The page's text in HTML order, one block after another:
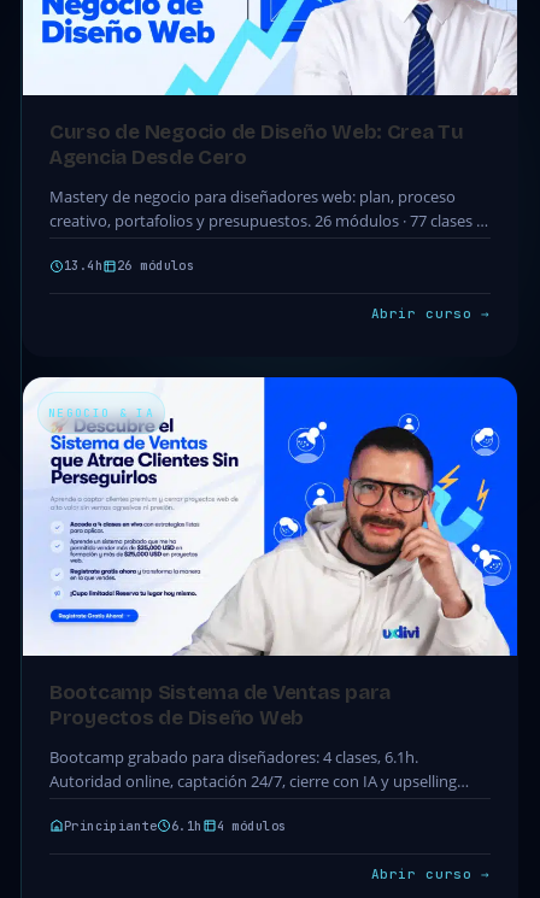
Curso de Negocio de Diseño Web: Crea Tu
Agencia Desde Cero
Mastery de negocio para diseñadores web: plan, proceso
creativo, portafolios y presupuestos. 26 módulos · 77 clases ·
13.4h. Acceso completo incluido en tu…
13.4h 26 módulos
Abrir curso →
NEGOCIO & IA
Bootcamp Sistema de Ventas para
Proyectos de Diseño Web
Bootcamp grabado para diseñadores: 4 clases, 6.1h.
Autoridad online, captación 24/7, cierre con IA y upselling
para proyectos de diseño web. Acceso completo incluido…
Principiante 6.1h 4 módulos
Abrir curso →